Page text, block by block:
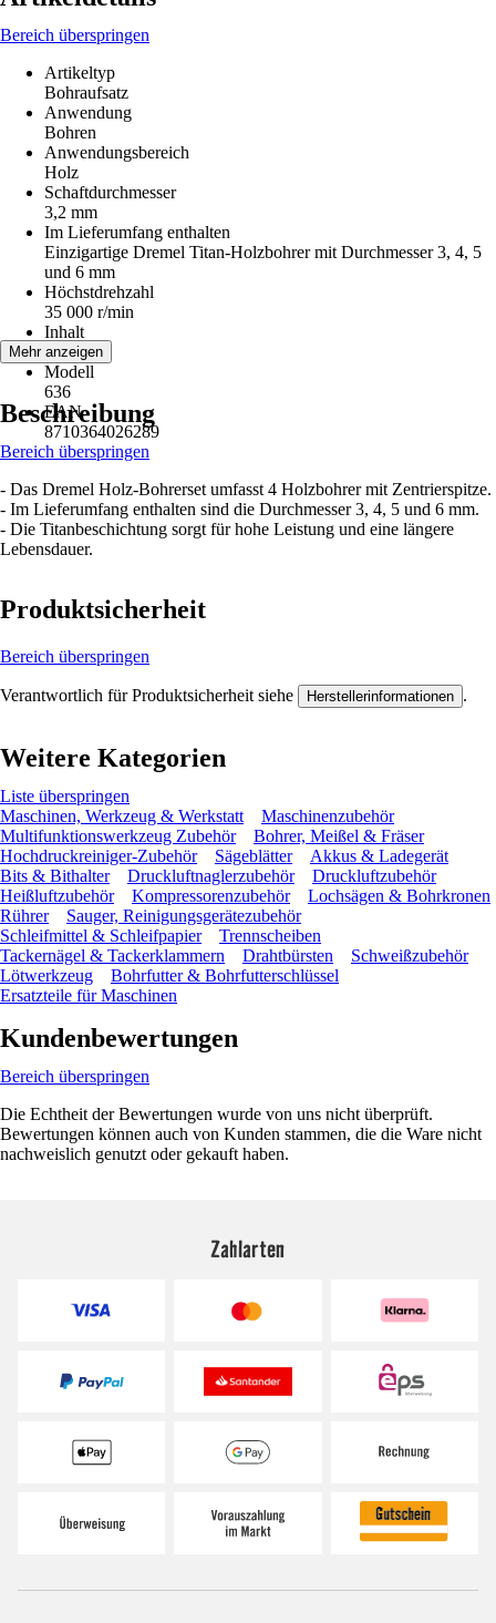
Bereich überspringen
Artikeltyp
Bohraufsatz
Anwendung
Bohren
Anwendungsbereich
Holz
Schaftdurchmesser
3,2 mm
Im Lieferumfang enthalten
Einzigartige Dremel Titan-Holzbohrer mit Durchmesser 3, 4, 5
und 6 mm
Höchstdrehzahl
35 000 r/min
Inhalt
4 Stück
Modell
636
EAN
8710364026289
Mehr anzeigen
Beschreibung
Bereich überspringen
- Das Dremel Holz-Bohrerset umfasst 4 Holzbohrer mit Zentrierspitze.
- Im Lieferumfang enthalten sind die Durchmesser 3, 4, 5 und 6 mm.
- Die Titanbeschichtung sorgt für hohe Leistung und eine längere
Lebensdauer.
Produktsicherheit
Bereich überspringen
Verantwortlich für Produktsicherheit siehe Herstellerinformationen .
Weitere Kategorien
Liste überspringen
Maschinen, Werkzeug & Werkstatt
Maschinenzubehör
Multifunktionswerkzeug Zubehör
Bohrer, Meißel & Fräser
Hochdruckreiniger-Zubehör
Sägeblätter
Akkus & Ladegerät
Bits & Bithalter
Druckluftnaglerzubehör
Druckluftzubehör
Heißluftzubehör
Kompressorenzubehör
Lochsägen & Bohrkronen
Rührer
Sauger, Reinigungsgerätezubehör
Schleifmittel & Schleifpapier
Trennscheiben
Tackernägel & Tackerklammern
Drahtbürsten
Schweißzubehör
Lötwerkzeug
Bohrfutter & Bohrfutterschlüssel
Ersatzteile für Maschinen
Kundenbewertungen
Bereich überspringen
Die Echtheit der Bewertungen wurde von uns nicht überprüft.
Bewertungen können auch von Kunden stammen, die die Ware nicht
nachweislich genutzt oder gekauft haben.
Zahlarten